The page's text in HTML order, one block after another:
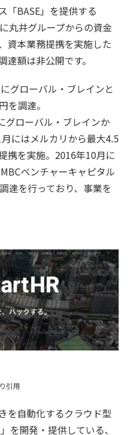
「BASE」を提供する
丸井グループからの資金
資本業務提携を実施した
額は非公開です。
グローバル・ブレインと
を調達。
グローバル・ブレインか
にはメルカリから最大4.5
携を実施。2016年10月に
ベンチャーキャピタル
達を行っており、事業を
引用
を自動化するクラウド型
を開発・提供している、